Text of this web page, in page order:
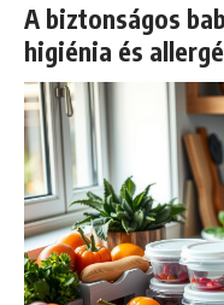
A biztonságos
higiénia és